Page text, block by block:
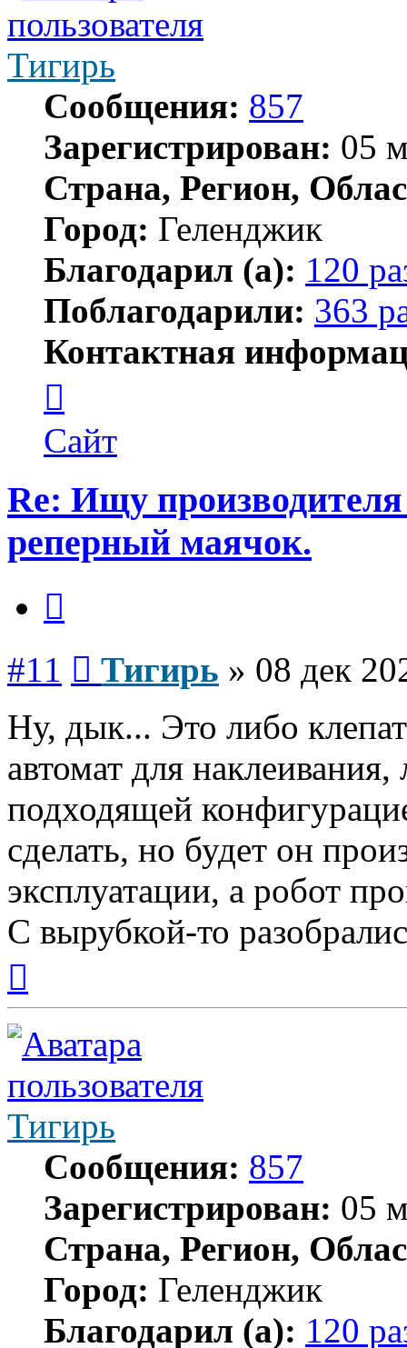
Тигирь
Сообщения: 857
Зарегистрирован: 05
Страна, Регион,
Город: Геленджик
Благодарил (а): 120
Поблагодарили: 363
Контактная
пользователя
Тигирь
Сайт
Re: Ищу
реперный маячок.
#11 Тигирь » 08 дек
Ну, дык... Это либо
автомат для
подходящей
сделать, но будет он
эксплуатации, а робот
С вырубкой-то
началу
Тигирь
Сообщения: 857
Зарегистрирован: 05
Страна, Регион,
Город: Геленджик
Благодарил (а): 120